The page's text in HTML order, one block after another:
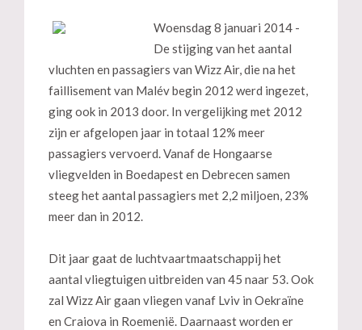
Woensdag 8 januari 2014 -
De stijging van het aantal
vluchten en passagiers van Wizz Air, die na het
faillisement van Malév begin 2012 werd ingezet,
ging ook in 2013 door. In vergelijking met 2012
zijn er afgelopen jaar in totaal 12% meer
passagiers vervoerd. Vanaf de Hongaarse
vliegvelden in Boedapest en Debrecen samen
steeg het aantal passagiers met 2,2 miljoen, 23%
meer dan in 2012.
Dit jaar gaat de luchtvaartmaatschappij het
aantal vliegtuigen uitbreiden van 45 naar 53. Ook
zal Wizz Air gaan vliegen vanaf Lviv in Oekraïne
en Craiova in Roemenië. Daarnaast worden er